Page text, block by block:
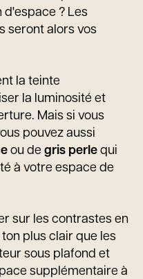
d'espace ? Les
seront alors vos
la teinte
la luminosité et
Mais si vous
pouvez aussi
ou de gris perle qui
à votre espace de
sur les contrastes en
plus clair que les
sous plafond et
supplémentaire à